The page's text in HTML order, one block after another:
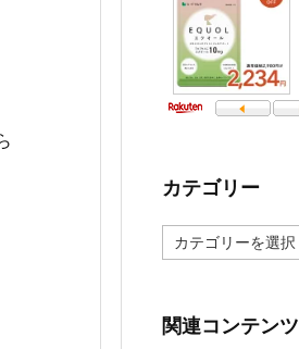
カテゴリー
テ
ー
関連コンテンツ